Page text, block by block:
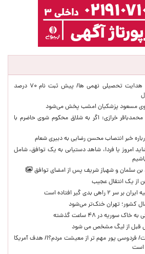
صدور بیش از ۹۰ درصد هدایت تحصیلی نهمی ها/ پیش ثبت نام ۷۰ درصد
مسعود پزشکیان امشب پخش می‌شود
محمدباقر خرازی: اگر به شلاق محکوم شوی حاضرم با
خبر انتصاب محسن رضایی به دبیری شعام
امروز یا فردا، شاهد دستیابی به یک توافق، شامل
بن ‌سلمان و شهباز شریف پس از امضای توافق
بدی گیر افتاده است
کشور؛ تهران خنک‌تر می‌شود
قبل از لیگ مشخص می شود
پور مهم تر از معیشت مردم؟!/ هدف آمریکا
است